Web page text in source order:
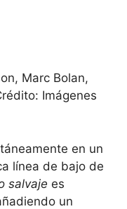
Marc Bolan,
Imágenes
en un
línea de bajo de
salvaje es
un